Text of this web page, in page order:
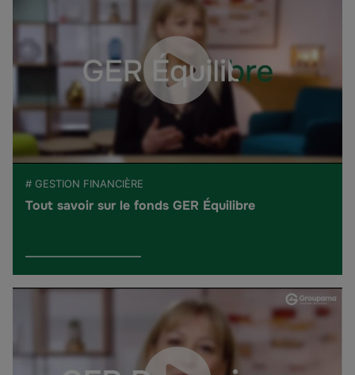
# GESTION FINANCIÈRE
Tout savoir sur le fonds GER Équilibre